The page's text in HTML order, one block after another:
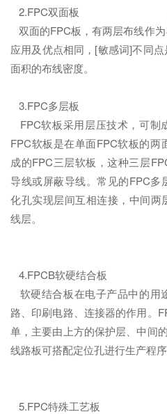
2.FPC双面板
双面的FPC板，有两层布线作
应用及优点相同，[敏感词]不同
面积的布线密度。
3.FPC多层板
FPC软板采用层压技术，可制
FPC软板是在单面FPC软板的两
成的FPC三层软板，这种三层
导线或屏蔽导线。常见的FPC多
化孔实现层间互相连接，中间两
线层。
4.FPCB软硬结合板
软硬结合板在电子产品中的用
路、印刷电路、连接器的作用。
单，主要由上方的保护层、中间
线路板可搭配定位孔进行生产程序
5.FPC特殊工艺板